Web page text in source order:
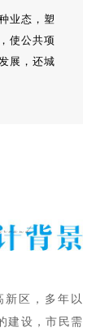
业态，塑
使公共项
展，还城
区， 多年以
建设，市民需